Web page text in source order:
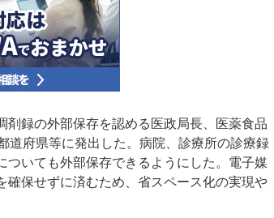
録の外部保存を認める医政局長、医薬食品
道府県等に発出した。病院、診療所の診療録
ついても外部保存できるようにした。電子媒
保せずに済むため、省スペース化の実現や